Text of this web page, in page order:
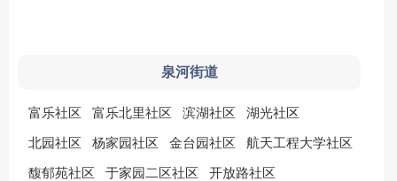
泉河街道
富乐社区 富乐北里社区 滨湖社区 湖光社区
北园社区 杨家园社区 金台园社区 航天工程大学社区
馥郁苑社区 于家园二区社区 开放路社区